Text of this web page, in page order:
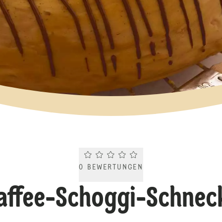
Current rating 0.0. Click to rate.
0 BEWERTUNGEN
Schoggi-